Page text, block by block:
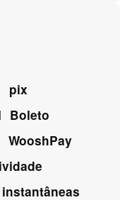
pix
Boleto
WooshPay